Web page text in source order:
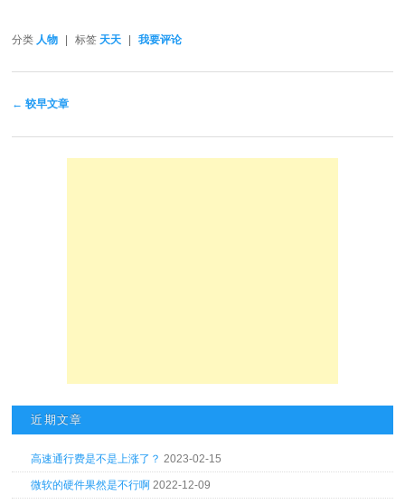
分类 人物 | 标签 天天 | 我要评论
文章导航
← 较早文章
近期文章
高速通行费是不是上涨了？ 2023-02-15
微软的硬件果然是不行啊 2022-12-09